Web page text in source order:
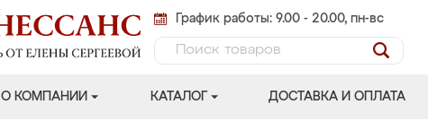
График работы: 9.00 - 20.00, пн-вс
О КОМПАНИИ КАТАЛОГ ДОСТАВКА И ОПЛАТА